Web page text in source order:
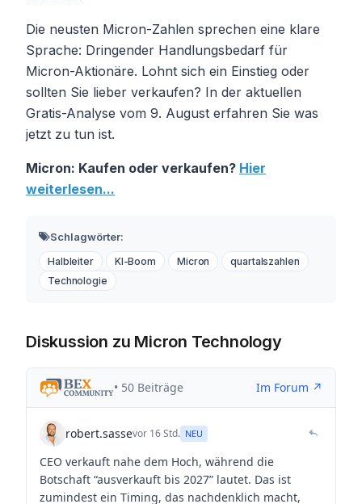
Die neusten Micron-Zahlen sprechen eine klare
Sprache: Dringender Handlungsbedarf für
Micron-Aktionäre. Lohnt sich ein Einstieg oder
sollten Sie lieber verkaufen? In der aktuellen
Gratis-Analyse vom 9. August erfahren Sie was
jetzt zu tun ist.
Micron: Kaufen oder verkaufen? Hier
weiterlesen...
Schlagwörter:
Halbleiter KI-Boom Micron
quartalszahlen
Technologie
Diskussion zu Micron Technology